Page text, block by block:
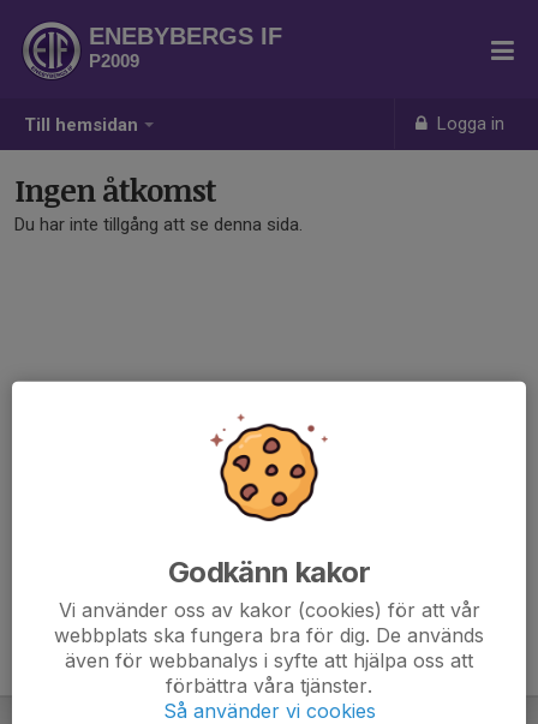
Till hemsidan Logga in
ENEBYBERGS IF
P2009
Ingen åtkomst
Du har inte tillgång att se denna sida.
Godkänn kakor
Vi använder oss av kakor (cookies) för att vår
webbplats ska fungera bra för dig. De används
även för webbanalys i syfte att hjälpa oss att
förbättra våra tjänster.
Så använder vi cookies